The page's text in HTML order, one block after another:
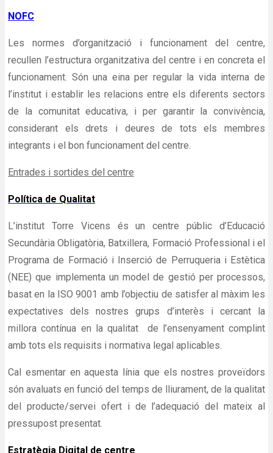
NOFC
Les normes d’organització i funcionament del centre,
recullen l’estructura organitzativa del centre i en concreta el
funcionament. Són una eina per regular la vida interna de
l’institut i establir les relacions entre els diferents sectors
de la comunitat educativa, i per garantir la convivència,
considerant els drets i deures de tots els membres
integrants i el bon funcionament del centre.
Entrades i sortides del centre
Política de Qualitat
L’institut Torre Vicens és un centre públic d’Educació
Secundària Obligatòria, Batxillera, Formació Professional i el
Programa de Formació i Inserció de Perruqueria i Estètica
(NEE) que implementa un model de gestió per processos,
basat en la ISO 9001 amb l’objectiu de satisfer al màxim les
expectatives dels nostres grups d’interès i cercant la
millora contínua en la qualitat de l’ensenyament complint
amb tots els requisits i normativa legal aplicables.
Cal esmentar en aquesta línia que els nostres proveïdors
són avaluats en funció del temps de lliurament, de la qualitat
del producte/servei ofert i de l’adequació del mateix al
pressupost presentat.
Estratègia Digital de centre